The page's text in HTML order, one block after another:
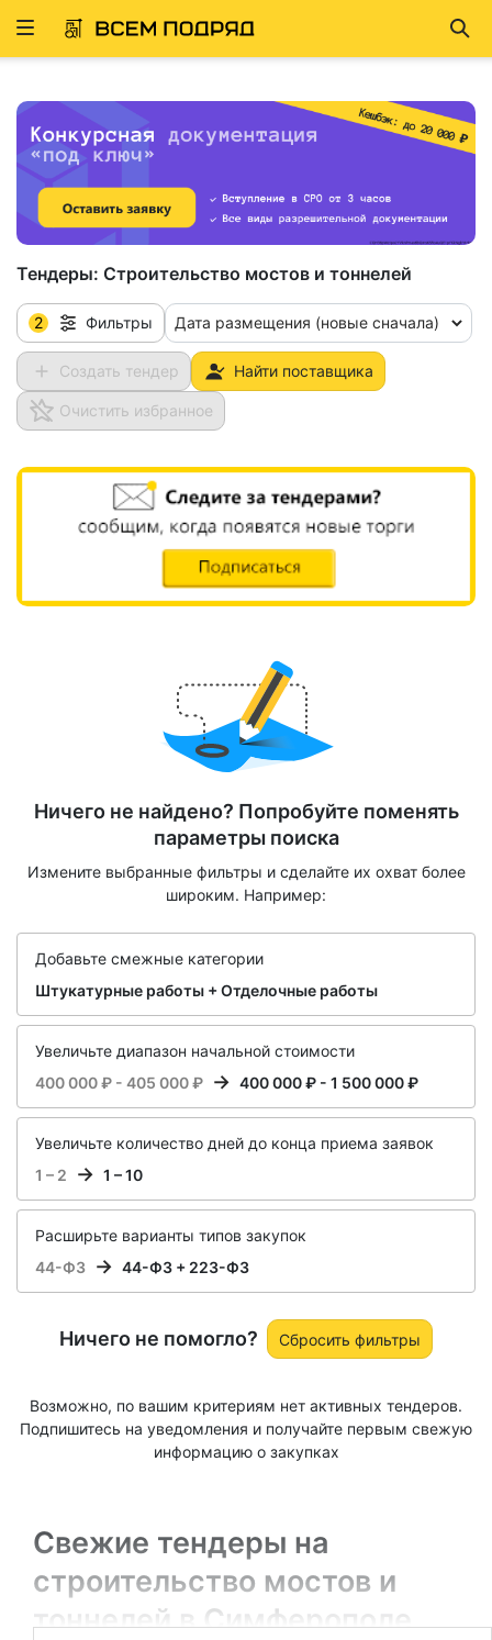
Развернуть
Тендеры: Строительство мостов и тоннелей
2 Фильтры Дата размещения (новые сначала)
Создать тендер Найти поставщика
Очистить избранное
Ничего не найдено? Попробуйте поменять
параметры поиска
Измените выбранные фильтры и сделайте их охват более
широким. Например:
Добавьте смежные категории
Штукатурные работы + Отделочные работы
Увеличьте диапазон начальной стоимости
400 000 ₽ - 405 000 ₽
400 000 ₽ - 1 500 000 ₽
Увеличьте количество дней до конца приема заявок
1 – 2
1 – 10
Расширьте варианты типов закупок
44-ФЗ
44-ФЗ + 223-ФЗ
Ничего не помогло? Сбросить фильтры
Возможно, по вашим критериям нет активных тендеров.
Подпишитесь на уведомления и получайте первым свежую
информацию о закупках
Свежие тендеры на
строительство мостов и
тоннелей в Симферополе